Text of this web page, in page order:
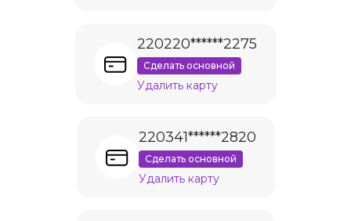
220220******2275
Сделать основной
Удалить карту
220341******2820
Сделать основной
Удалить карту